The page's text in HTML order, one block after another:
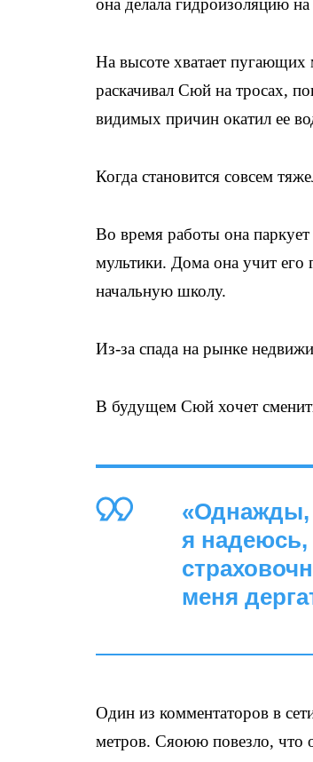
она делала гидроизоляцию
На высоте хватает
раскачивал Сюй на тросах,
видимых причин окатил ее
Когда становится совсем
Во время работы она
мультики. Дома она учит его
начальную школу.
Из-за спада на рынке
В будущем Сюй хочет
«Однажды,
я надеюсь,
меня
Один из комментаторов в
метров. Сяоюю повезло, что